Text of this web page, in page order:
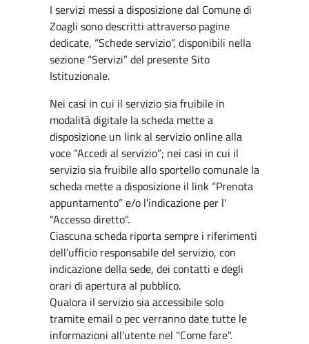
I servizi messi a disposizione dal Comune di
Zoagli sono descritti attraverso pagine
dedicate, “Schede servizio”, disponibili nella
sezione “Servizi” del presente Sito
Istituzionale.
Nei casi in cui il servizio sia fruibile in
modalità digitale la scheda mette a
disposizione un link al servizio online alla
voce “Accedi al servizio”; nei casi in cui il
servizio sia fruibile allo sportello comunale la
scheda mette a disposizione il link “Prenota
appuntamento” e/o l'indicazione per l'
"Accesso diretto".
Ciascuna scheda riporta sempre i riferimenti
dell’ufficio responsabile del servizio, con
indicazione della sede, dei contatti e degli
orari di apertura al pubblico.
Qualora il servizio sia accessibile solo
tramite email o pec verranno date tutte le
informazioni all'utente nel "Come fare".